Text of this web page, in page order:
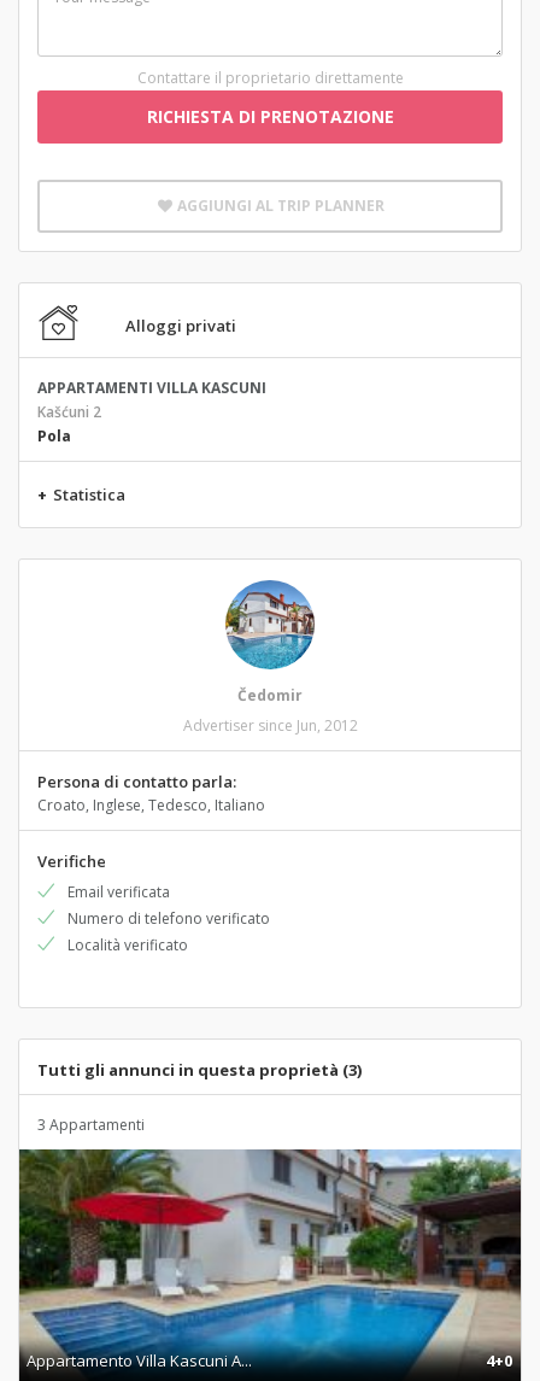
Contattare il proprietario direttamente
RICHIESTA DI PRENOTAZIONE
AGGIUNGI AL TRIP PLANNER
Alloggi privati
APPARTAMENTI VILLA KASCUNI
Kašćuni 2
Pola
+ Statistica
Čedomir
Advertiser since Jun, 2012
Persona di contatto parla:
Croato, Inglese, Tedesco, Italiano
Verifiche
Email verificata
Numero di telefono verificato
Località verificato
Tutti gli annunci in questa proprietà (3)
3 Appartamenti
Appartamento Villa Kascuni A... 4+0